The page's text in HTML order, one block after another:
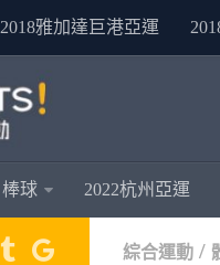
2018雅加達巨港亞運
棒球 2022杭州亞運
綜合運動 /